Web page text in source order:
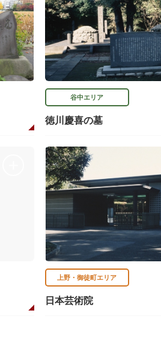
谷中エリア
徳川慶喜の墓
上野・御徒町エリア
日本芸術院